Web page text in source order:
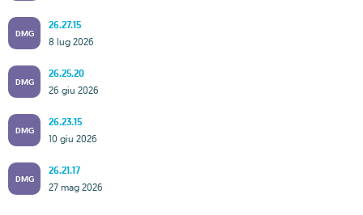
DMG
26.27.15
8 lug 2026
DMG
26.25.20
26 giu 2026
DMG
26.23.15
10 giu 2026
DMG
26.21.17
27 mag 2026